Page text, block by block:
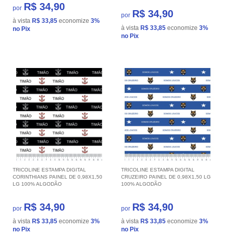
por R$ 34,90
à vista R$ 33,85 economize 3%
no Pix
por R$ 34,90
à vista R$ 33,85 economize 3%
no Pix
TRICOLINE ESTAMPA DIGITAL
CORINTHIANS PAINEL DE 0,98X1,50
LG 100% ALGODÃO
por R$ 34,90
à vista R$ 33,85 economize 3%
no Pix
TRICOLINE ESTAMPA DIGITAL
CRUZEIRO PAINEL DE 0,98X1,50 LG
100% ALGODÃO
por R$ 34,90
à vista R$ 33,85 economize 3%
no Pix